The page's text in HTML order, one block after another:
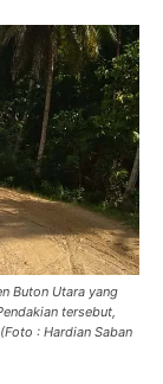
Buton Utara yang
tersebut,
: Hardian Saban